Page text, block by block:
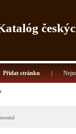
Přidat stránku